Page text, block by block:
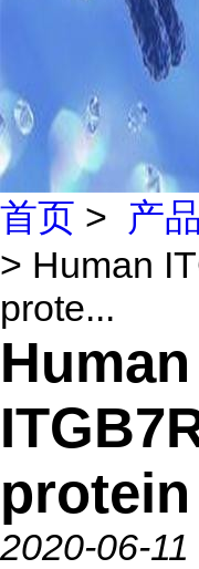
首页 > 产
> Human
prote...
Human
protein
2020-06-11